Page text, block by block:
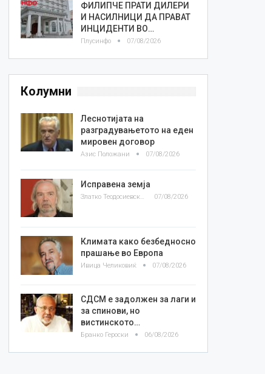
ФИЛИПЧЕ ПРАТИ ДИЛЕРИ
И НАСИЛНИЦИ ДА ПРАВАТ
ИНЦИДЕНТИ ВО…
Плусинфо 07/08/2026
Колумни
Леснотијата на
разградувањетото на еден
мировен договор
Азис Положани 07/08/2026
Исправена земја
Златко Теодосиевски 07/08/2026
Климата како безбедносно
прашање во Европа
Ивица Челиковиќ 07/08/2026
СДСМ е задолжен за лаги и
за спинови, но
вистинското…
Бранко Героски 06/08/2026